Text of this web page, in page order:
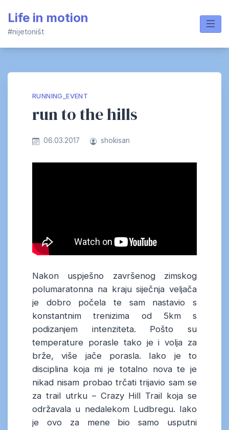
content
Life in motion
#nijetoništ
RUNNING_EVENT
run to the hills
06.03.2017 shokisan
Nakon uspješno završenog zimskog
polumaratonna na kraju siječnja veljača
je dobro počela te sam nastavio s
konstantnim trenizima od 5km s
podizanjem intenziteta. Pošto su
temperature porasle tako je i volja za
brže, više jače porasla. Iako je to
disciplina koja mi je totalno nova te je
nikad nisam probao trčati trijavio sam se
za trail utrku – Crazy Hill Trail koja se
održavala u nedalekom Ludbregu. Iako
je ovo za mene bio samo usputni